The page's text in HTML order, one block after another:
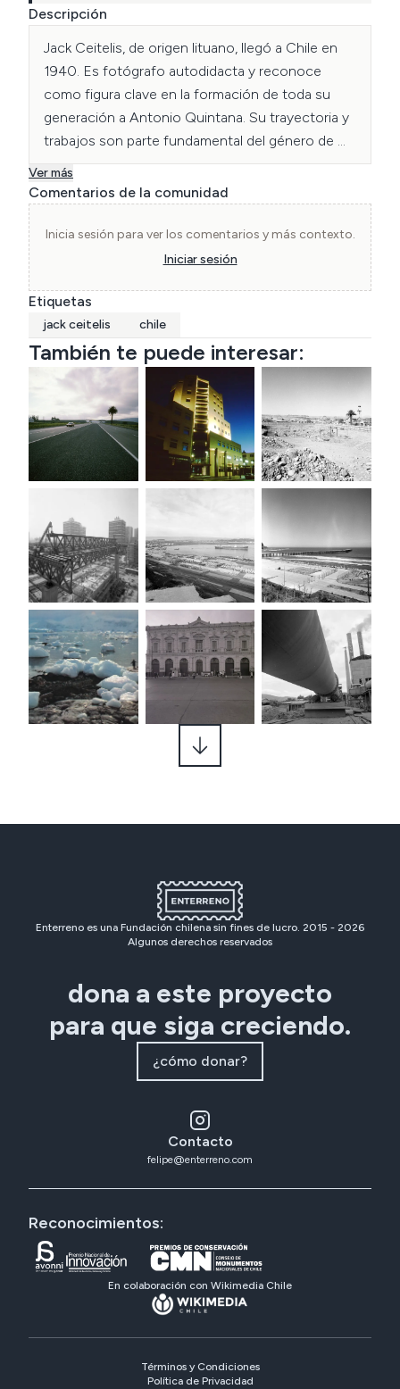
Descripción
Jack Ceitelis, de origen lituano, llegó a Chile en
1940. Es fotógrafo autodidacta y reconoce
como figura clave en la formación de toda su
generación a Antonio Quintana. Su trayectoria y
trabajos son parte fundamental del género de
fotografía industrial del país. Ha trabajado
principalmente en el área de construcción y de
minas. Como gran entusiasta del trabajo en
terreno, ha emprendido variados proyectos
fotográficos sobre los paisajes de Chile, lo que
incluso hasta la Antártica.
Ver más
Comentarios de la comunidad
Inicia sesión para ver los comentarios y más contexto.
Iniciar sesión
Etiquetas
jack ceitelis chile
También te puede interesar:
Enterreno es una Fundación chilena sin fines de lucro. 2015 - 2026
Algunos derechos reservados
dona a este proyecto
para que siga creciendo.
¿cómo donar?
Contacto
felipe@enterreno.com
Reconocimientos:
En colaboración con Wikimedia Chile
Términos y Condiciones
Política de Privacidad